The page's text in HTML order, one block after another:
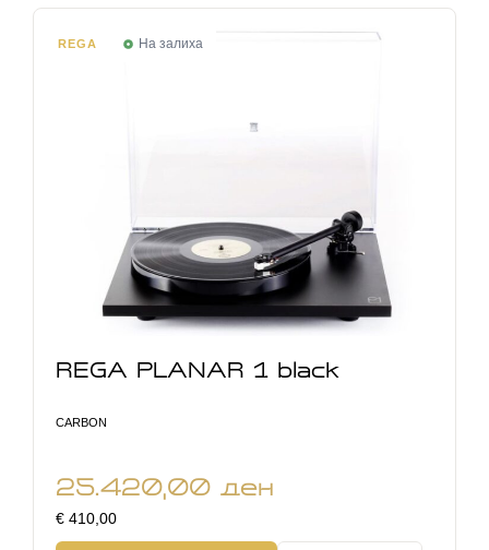
REGA На залиха
REGA PLANAR 1 black
CARBON
25.420,00 ден
€ 410,00